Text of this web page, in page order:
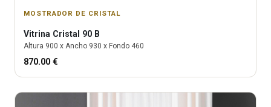
MOSTRADOR DE CRISTAL
Vitrina Cristal 90 B
Altura 900 x Ancho 930 x Fondo 460
870.00 €